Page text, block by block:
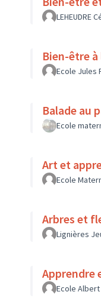
LEHEUDRE
Bien-être
Ecole Jules
Balade au
Ecole
Art et
Ecole
Arbres et
Lignières
Apprendre
Ecole Albert